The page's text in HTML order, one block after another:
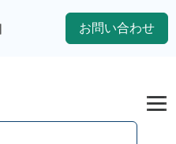
お問い合わせ